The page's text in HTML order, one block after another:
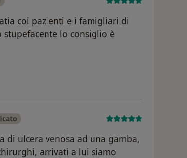
coi pazienti e i famigliari di
lo consiglio è
Antonia
di ulcera venosa ad una gamba,
arrivati a lui siamo